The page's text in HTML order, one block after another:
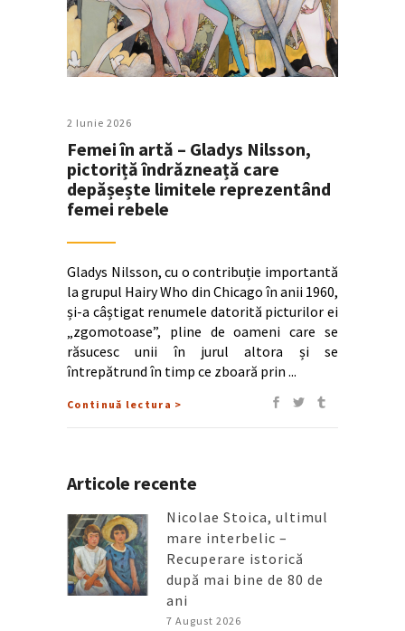
2 Iunie 2026
Femei în artă – Gladys Nilsson,
pictoriță îndrăzneață care
depășește limitele reprezentând
femei rebele
Gladys Nilsson, cu o contribuție importantă
la grupul Hairy Who din Chicago în anii 1960,
și-a câștigat renumele datorită picturilor ei
„zgomotoase”, pline de oameni care se
răsucesc unii în jurul altora și se
întrepătrund în timp ce zboară prin
Continuă lectura >
Articole recente
Nicolae Stoica, ultimul
mare interbelic –
Recuperare istorică
după mai bine de 80 de
ani
7 August 2026